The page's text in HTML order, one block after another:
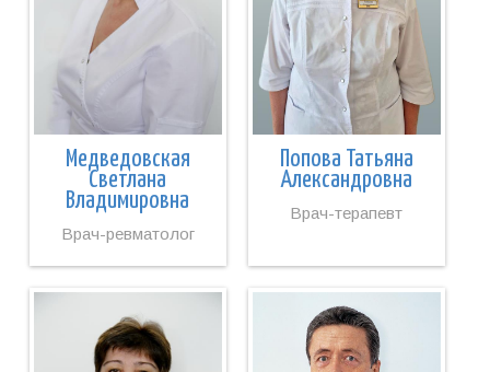
Медведовская
Светлана
Владимировна
Врач-ревматолог
Попова Татьяна
Александровна
Врач-терапевт